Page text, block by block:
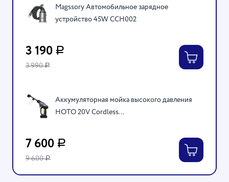
Magssory Автомобильное зарядное
устройство 45W CCH002
3 190 Р
3 990Р
Аккумуляторная мойка высокого давления
HOTO 20V Cordless...
7 600 Р
9 600Р